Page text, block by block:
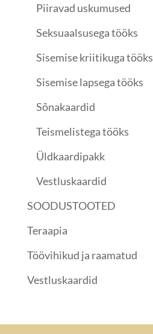
Piiravad uskumused
Seksuaalsusega tööks
Sisemise kriitikuga tööks
Sisemise lapsega tööks
Sõnakaardid
Teismelistega tööks
Üldkaardipakk
Vestluskaardid
SOODUSTOOTED
Teraapia
Töövihikud ja raamatud
Vestluskaardid